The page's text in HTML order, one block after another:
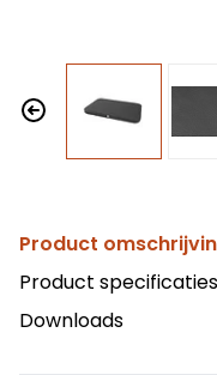
Product
Product specificaties
Downloads